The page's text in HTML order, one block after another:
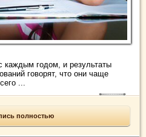
каждым годом, и результаты
говорят, что они чаще
...
полностью